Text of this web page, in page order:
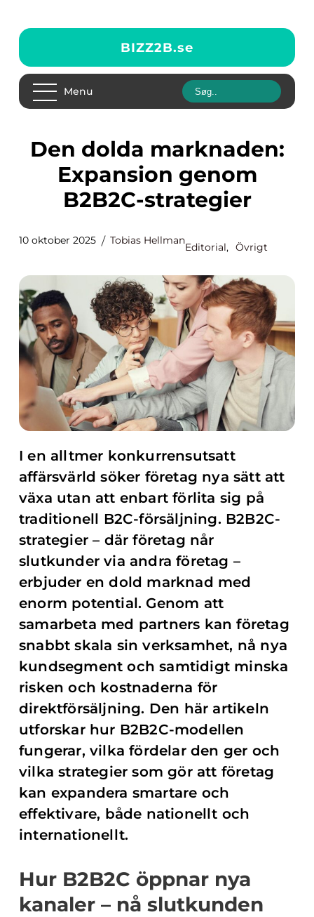
BIZZ2B.se
Menu
Den dolda marknaden:
Expansion genom
B2B2C-strategier
10 oktober 2025 Tobias Hellman
Editorial, Övrigt
I en alltmer konkurrensutsatt
affärsvärld söker företag nya sätt att
växa utan att enbart förlita sig på
traditionell B2C-försäljning. B2B2C-
strategier – där företag når
slutkunder via andra företag –
erbjuder en dold marknad med
enorm potential. Genom att
samarbeta med partners kan företag
snabbt skala sin verksamhet, nå nya
kundsegment och samtidigt minska
risken och kostnaderna för
direktförsäljning. Den här artikeln
utforskar hur B2B2C-modellen
fungerar, vilka fördelar den ger och
vilka strategier som gör att företag
kan expandera smartare och
effektivare, både nationellt och
internationellt.
Hur B2B2C öppnar nya
kanaler – nå slutkunden